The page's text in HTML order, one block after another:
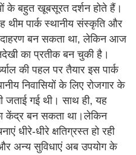
के बहुत खूबसूरत दर्शन होते हैं।
थीम पार्क स्थानीय संस्कृति और
बन सकता था, लेकिन आज
का प्रतीक बन चुकी है।
की पहल पर तैयार इस पार्क
निवासियों के लिए रोजगार के
जताई गई थी। साथ ही, यह
केंद्र बन सकता था।लेकिन
धीरे-धीरे क्षतिग्रस्त हो रही
अन्य सुविधाएं अब उपयोग के